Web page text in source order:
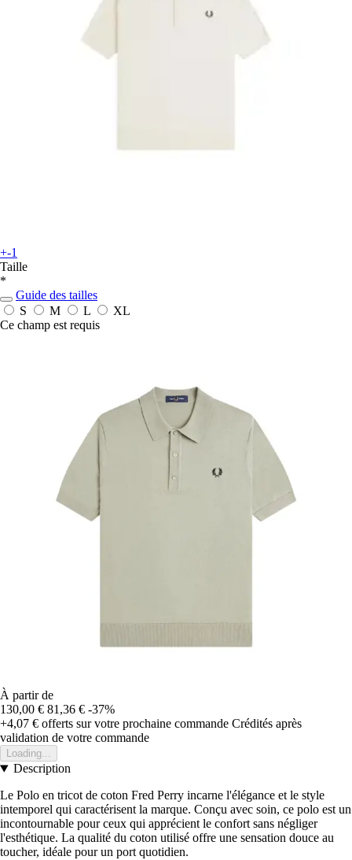
+-1
Taille
*
Guide des tailles
S
M L
XL
Ce champ est requis
À partir de
130,00 € 81,36 € -37%
+4,07 € offerts sur votre prochaine commande Crédités après
validation de votre commande
Loading...
Description
Le Polo en tricot de coton Fred Perry incarne l'élégance et le style
intemporel qui caractérisent la marque. Conçu avec soin, ce polo est un
incontournable pour ceux qui apprécient le confort sans négliger
l'esthétique. La qualité du coton utilisé offre une sensation douce au
toucher, idéale pour un port quotidien.